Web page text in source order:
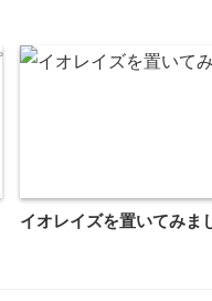
イオレイズを置いてみま